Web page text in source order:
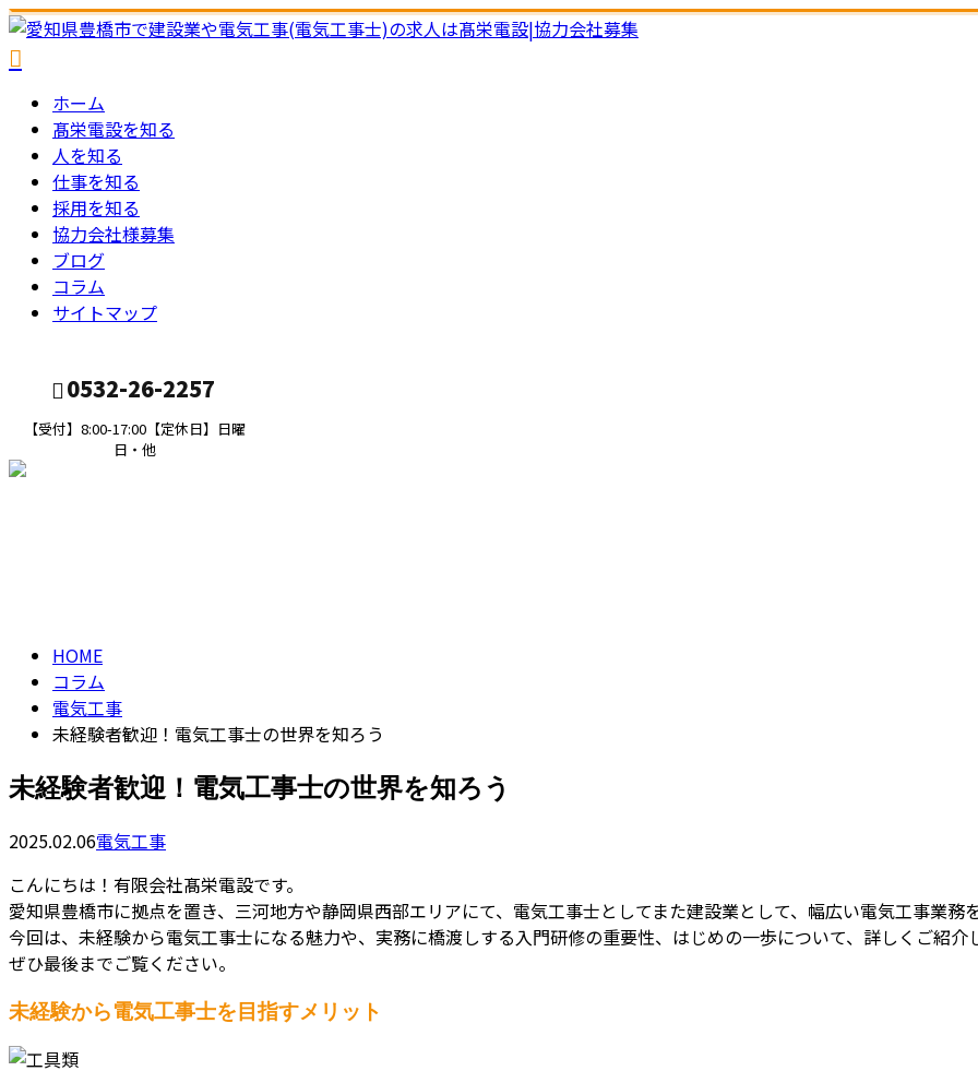
ホーム
髙栄電設を知る
人を知る
仕事を知る
採用を知る
協力会社様募集
ブログ
コラム
サイトマップ
0532-26-2257
【受付】8:00-17:00【定休日】日曜
日・他
HOME
コラム
電気工事
未経験者歓迎！電気工事士の世界を知ろう
未経験者歓迎！電気工事士の世界を知ろう
2025.02.06電気工事
こんにちは！有限会社髙栄電設です。
愛知県豊橋市に拠点を置き、三河地方や静岡県西部エリアにて、電気工事士としてまた建設業として、幅広い電気工事業務
今回は、未経験から電気工事士になる魅力や、実務に橋渡しする入門研修の重要性、はじめの一歩について、詳しくご紹介
ぜひ最後までご覧ください。
未経験から電気工事士を目指すメリット